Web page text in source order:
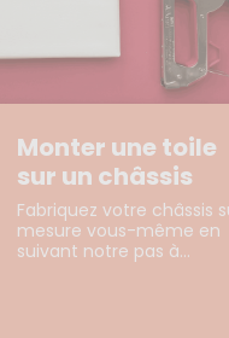
Monter une toile
sur un châssis
Fabriquez votre châssis
mesure vous-même en
suivant notre pas à...